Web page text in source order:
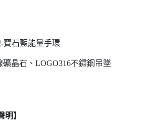
寶石藍能量手環
晶石、LOGO316不鏽鋼吊墜
明】